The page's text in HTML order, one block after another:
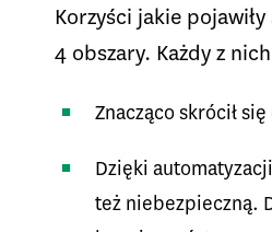
Korzyści jakie
4 obszary. Każdy z
Znacząco skrócił
Dzięki
też niebezpieczną.